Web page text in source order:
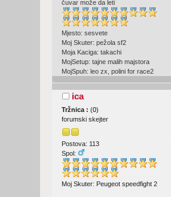
čuvar može da leti
Mjesto: sesvete
Moj Skuter: pežola sf2
Moja Kaciga: takachi
MojSetup: tajne malih majstora
MojSpuh: leo zx, polini for race2
ica
Tržnica :(0)
forumski skejter
Postova: 113
Spol:
Moj Skuter: Peugeot speedfight 2